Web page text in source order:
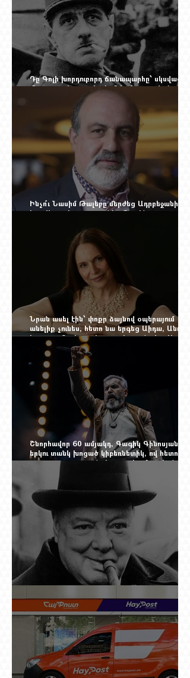
Դը Գոլի խորդուբորդ ճանապարհը՝ սկսված
մեղադրյալի աթոռից և մեկ սխալ գրված
Ինչո՞ւ Նասիմ Թալեբը մերժեց Ադրբեջանի
հրավերքը և պաշտպանեց Ռուբեն
Նրան ասել էին՝ փոքր ձայնով օպերայում
անելիք չունես, հետո նա երգեց Աիդա, Անուշ,
Իզոլդա, Տոսկա ու Կատյա Կաբանովա. Արաքս
Մանսուրյանը 80 տարեկան է
Շնորհավոր 60 ամյակդ, Գագիկ Գինոսյան,
երկու տանկ խոցած կիբեռնետիկ, ով հետո
գյուղ առ գյուղ գրանցեց տարեց մարդկանց
Չերչիլն ու հայերը